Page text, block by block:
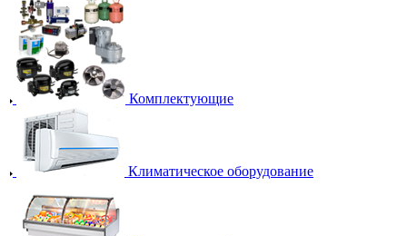
Комплектующие
Климатическое оборудование